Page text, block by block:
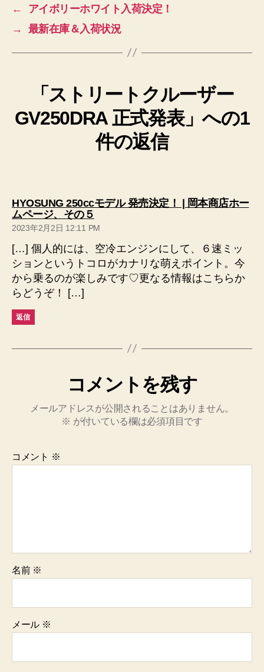
←
アイボリーホワイト入荷決定！
→
最新在庫＆入荷状況
「ストリートクルーザー
GV250DRA 正式発表」への1
件の返信
HYOSUNG 250ccモデル 発売決定！ | 岡本商店ホー
ムページ、その５
発
2023年2月2日 12:11 PM
[…] 個人的には、空冷エンジンにして、６速ミッ
ションというトコロがカナリな萌えポイント。今
から乗るのが楽しみです♡更なる情報はこちらか
らどうぞ！ […]
返信
コメントを残す
メールアドレスが公開されることはありません。
※ が付いている欄は必須項目です
コメント ※
名前 ※
メール ※